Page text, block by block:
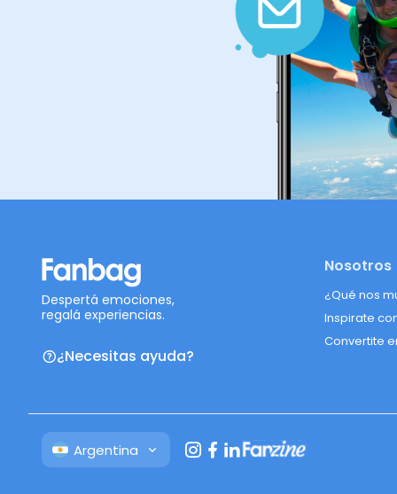
Despertá emociones,
regalá experiencias.
¿Necesitas ayuda?
Nosotros
¿Qué nos
Inspirate
Convertite
Argentina